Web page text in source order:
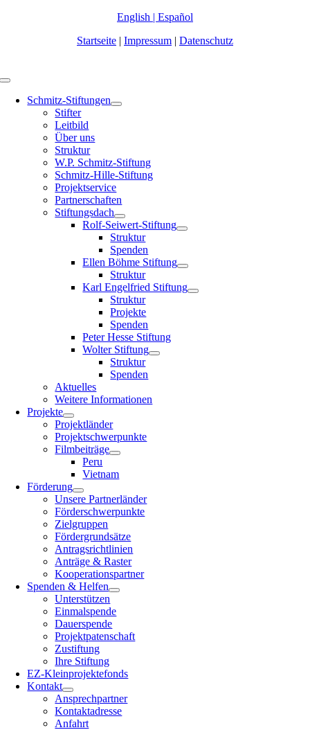
English | Español
Startseite | Impressum | Datenschutz
Toggle
NavigationSchmitz-Stiftungen
Stifter
Leitbild
Über uns
Struktur
W.P. Schmitz-Stiftung
Schmitz-Hille-Stiftung
Projektservice
Partnerschaften
Stiftungsdach
Rolf-Seiwert-Stiftung
Struktur
Spenden
Ellen Böhme Stiftung
Struktur
Karl Engelfried Stiftung
Struktur
Projekte
Spenden
Peter Hesse Stiftung
Wolter Stiftung
Struktur
Spenden
Aktuelles
Weitere Informationen
Projekte
Projektländer
Projektschwerpunkte
Filmbeiträge
Peru
Vietnam
Förderung
Unsere Partnerländer
Förderschwerpunkte
Zielgruppen
Fördergrundsätze
Antragsrichtlinien
Anträge & Raster
Kooperationspartner
Spenden & Helfen
Unterstützen
Einmalspende
Dauerspende
Projektpatenschaft
Zustiftung
Ihre Stiftung
EZ-Kleinprojektefonds
Kontakt
Ansprechpartner
Kontaktadresse
Anfahrt